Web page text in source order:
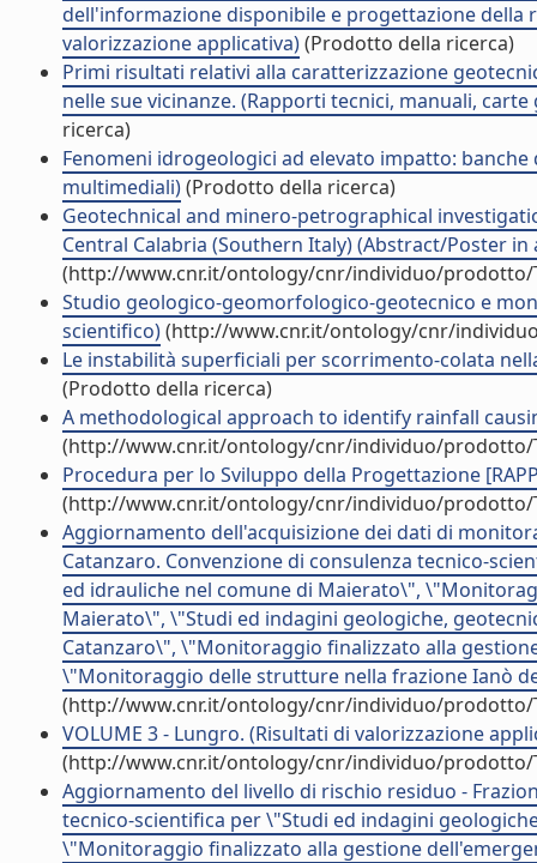
dell'informazione disponibile e progettazione della
valorizzazione applicativa)(Prodotto della ricerca)
Primi risultati relativi alla caratterizzazione
nelle sue vicinanze. (Rapporti tecnici, manuali,
ricerca)
Fenomeni idrogeologici ad elevato impatto:
multimediali)(Prodotto della ricerca)
Geotechnical and minero-petrographical
Central Calabria (Southern Italy) (Abstract/Poster
(http://www.cnr.it/ontology/cnr/individuo/prodotto/
Studio geologico-geomorfologico-geotecnico e
scientifico)(http://www.cnr.it/ontology/cnr/
Le instabilità superficiali per scorrimento-colata
(Prodotto della ricerca)
A methodological approach to identify rainfall
(http://www.cnr.it/ontology/cnr/individuo/prodotto/
Procedura per lo Sviluppo della Progettazione
(http://www.cnr.it/ontology/cnr/individuo/prodotto/
Aggiornamento dell'acquisizione dei dati di
Catanzaro. Convenzione di consulenza tecnico-
ed idrauliche nel comune di Maierato\",
Maierato\", \"Studi ed indagini geologiche,
Catanzaro\", \"Monitoraggio finalizzato alla
\"Monitoraggio delle strutture nella frazione Ianò
(http://www.cnr.it/ontology/cnr/individuo/prodotto/
VOLUME 3 - Lungro. (Risultati di valorizzazione
(http://www.cnr.it/ontology/cnr/individuo/prodotto/
Aggiornamento del livello di rischio residuo -
tecnico-scientifica per \"Studi ed indagini
\"Monitoraggio finalizzato alla gestione